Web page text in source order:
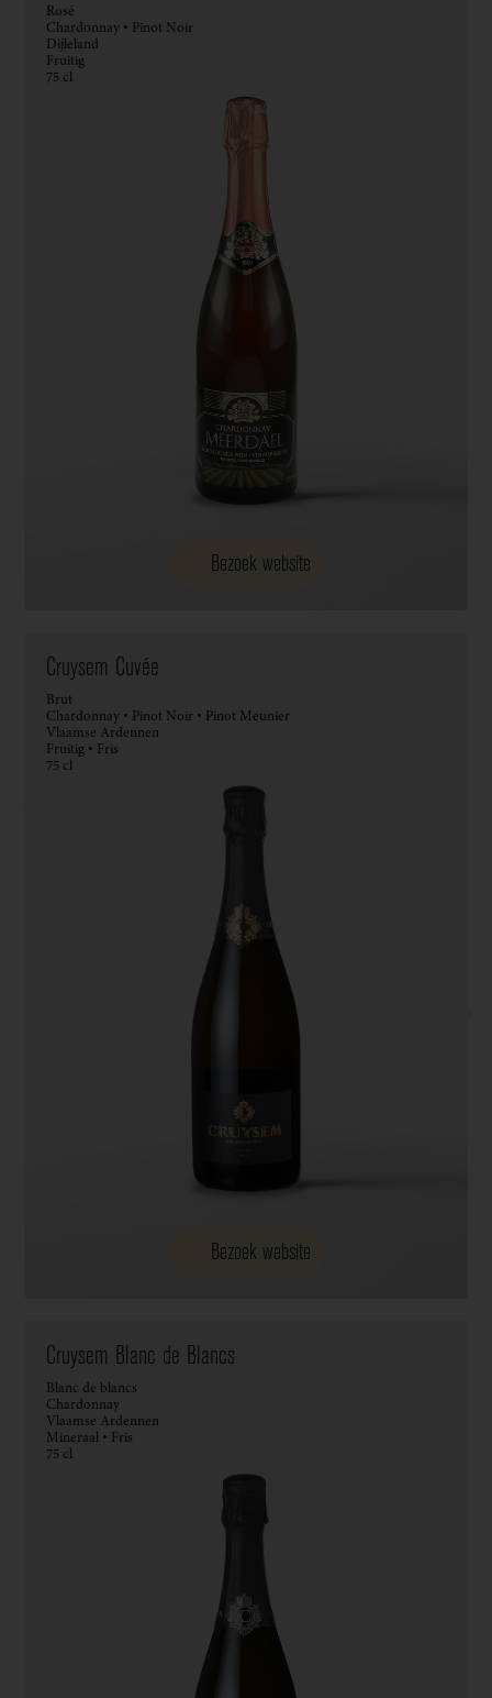
Rosé
Chardonnay • Pinot Noir
Dijleland
Fruitig
75 cl
Bezoek website
Cruysem Cuvée
Brut
Chardonnay • Pinot Noir • Pinot Meunier
Vlaamse Ardennen
Fruitig • Fris
75 cl
Bezoek website
Cruysem Blanc de Blancs
Blanc de blancs
Chardonnay
Vlaamse Ardennen
Mineraal • Fris
75 cl